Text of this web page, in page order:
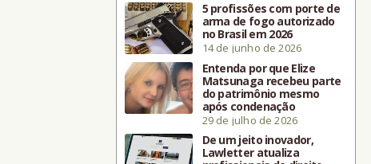
5 profissões com porte de
arma de fogo autorizado
no Brasil em 2026
14 de junho de 2026
Entenda por que Elize
Matsunaga recebeu parte
do patrimônio mesmo
após condenação
29 de julho de 2026
De um jeito inovador,
Lawletter atualiza